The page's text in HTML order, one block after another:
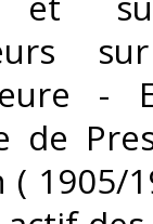
-
de
( 1905/